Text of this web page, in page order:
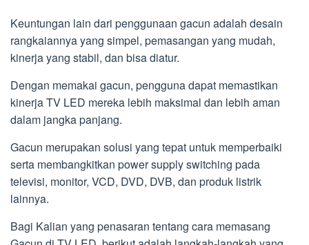
Keuntungan lain dari penggunaan gacun adalah desain
rangkaiannya yang simpel, pemasangan yang mudah,
kinerja yang stabil, dan bisa diatur.
Dengan memakai gacun, pengguna dapat memastikan
kinerja TV LED mereka lebih maksimal dan lebih aman
dalam jangka panjang.
Gacun merupakan solusi yang tepat untuk memperbaiki
serta membangkitkan power supply switching pada
televisi, monitor, VCD, DVD, DVB, dan produk listrik
lainnya.
Bagi Kalian yang penasaran tentang cara memasang